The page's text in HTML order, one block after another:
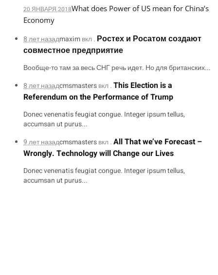
20 ЯНВАРЯ 2018What does Power of US mean for China’s
Economy
8 лет назадmaximвкл . Ростех и Росатом создают
совместное предприятие
Вообще-то там за весь СНГ речь идет. Но для британских...
8 лет назадcmsmastersвкл .This Election is a
Referendum on the Performance of Trump
Donec venenatis feugiat congue. Integer ipsum tellus,
accumsan ut purus...
9 лет назадcmsmastersвкл .All That we’ve Forecast –
Wrongly. Technology will Change our Lives
Donec venenatis feugiat congue. Integer ipsum tellus,
accumsan ut purus...